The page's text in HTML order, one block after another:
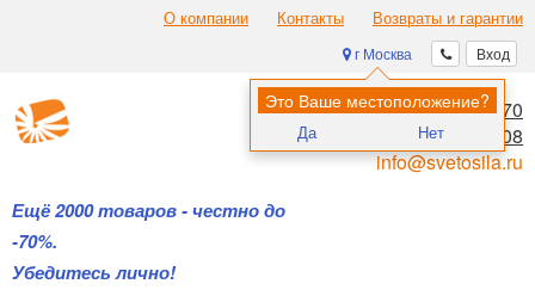
О компании Контакты Возвраты и гарантии
Вход
г Москва
Это Ваше местоположение?
Да Нет
Ещё 2000 товаров - честно до
-70%.
Убедитесь лично!
8 (495) 970-00-70
8 (800) 700-11-08
info@svetosila.ru